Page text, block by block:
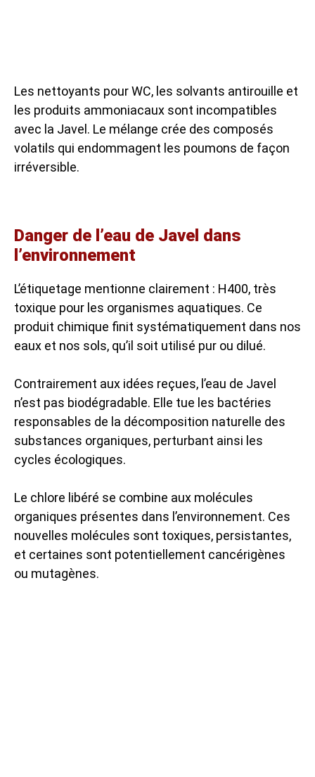
Les nettoyants pour WC, les solvants antirouille et
les produits ammoniacaux sont incompatibles
avec la Javel. Le mélange crée des composés
volatils qui endommagent les poumons de façon
irréversible.
Danger de l’eau de Javel dans
l’environnement
L’étiquetage mentionne clairement : H400, très
toxique pour les organismes aquatiques. Ce
produit chimique finit systématiquement dans nos
eaux et nos sols, qu’il soit utilisé pur ou dilué.
Contrairement aux idées reçues, l’eau de Javel
n’est pas biodégradable. Elle tue les bactéries
responsables de la décomposition naturelle des
substances organiques, perturbant ainsi les
cycles écologiques.
Le chlore libéré se combine aux molécules
organiques présentes dans l’environnement. Ces
nouvelles molécules sont toxiques, persistantes,
et certaines sont potentiellement cancérigènes
ou mutagènes.